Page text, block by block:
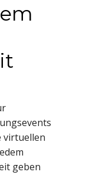
virtuellen
geben